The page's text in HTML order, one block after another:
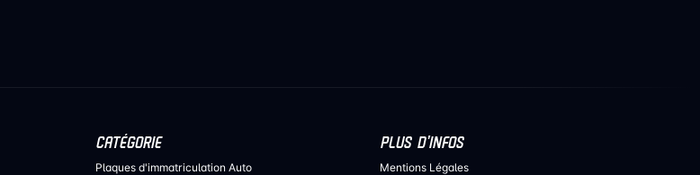
CATÉGORIE
Plaques d'immatriculation Auto
PLUS D’INFOS
Mentions Légales